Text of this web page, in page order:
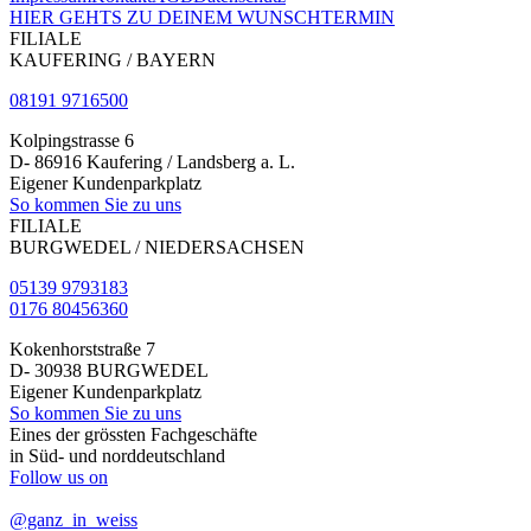
HIER GEHTS ZU DEINEM WUNSCHTERMIN
FILIALE
KAUFERING / BAYERN
08191 9716500
Kolpingstrasse 6
D- 86916 Kaufering / Landsberg a. L.
Eigener Kundenparkplatz
So kommen Sie zu uns
FILIALE
BURGWEDEL / NIEDERSACHSEN
05139 9793183
0176 80456360
Kokenhorststraße 7
D- 30938 BURGWEDEL
Eigener Kundenparkplatz
So kommen Sie zu uns
Eines der grössten Fachgeschäfte
in Süd- und norddeutschland
Follow us on
@ganz_in_weiss